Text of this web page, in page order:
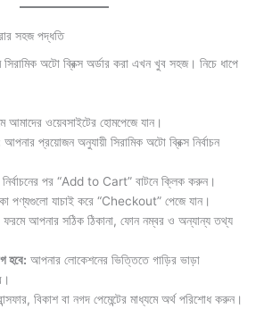
সহজ পদ্ধতি
সিরামিক অটো ব্রিক্স অর্ডার করা এখন খুব সহজ। নিচে ধাপে
আমাদের ওয়েবসাইটের হোমপেজে যান।
আপনার প্রয়োজন অনুযায়ী সিরামিক অটো ব্রিক্স নির্বাচন
নির্বাচনের পর “Add to Cart” বাটনে ক্লিক করুন।
পণ্যগুলো যাচাই করে “Checkout” পেজে যান।
ফরমে আপনার সঠিক ঠিকানা, ফোন নম্বর ও অন্যান্য তথ্য
হবে: আপনার লোকেশনের ভিত্তিতে গাড়ির ভাড়া
বিকাশ বা নগদ পেমেন্টের মাধ্যমে অর্থ পরিশোধ করুন।